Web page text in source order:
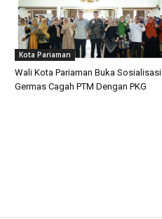
Kota Pariaman
Wali Kota Pariaman Buka Sosialisasi
Germas Cagah PTM Dengan PKG